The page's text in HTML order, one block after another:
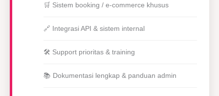
🛒 Sistem booking / e-commerce khusus
🔗 Integrasi API & sistem internal
🛠 Support prioritas & training
📚 Dokumentasi lengkap & panduan admin